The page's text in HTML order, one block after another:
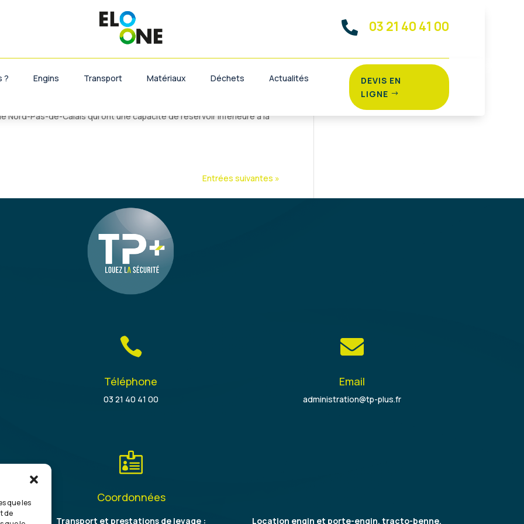
que les
de
 03 21 40 41 00
? Engins Transport Matériaux Déchets
Actualités
DEVIS EN
LIGNE
location de cuve à eau dans la
aider à mener à bien votre projet grâce à la location de cuve à eau. Ils
Nord-Pas-de-Calais qui ont une capacité de réservoir inférieure à la
Entrées suivantes »

Téléphone
03 21 40 41 00

Email
administration@tp-plus.fr

Coordonnées
Transport et prestations de levage : Location engin et porte-engin, tracto-benne,